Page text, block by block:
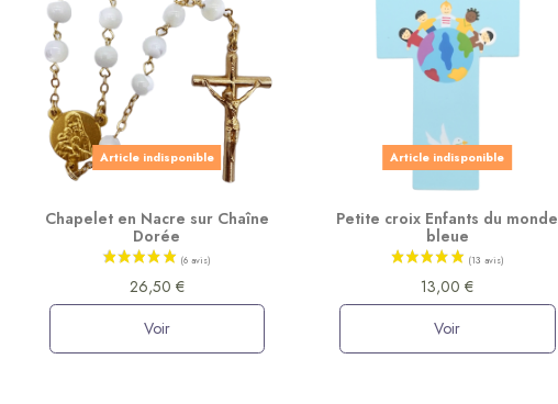
Article indisponible
Chapelet en Nacre sur Chaîne
Dorée
26,50 €
Voir
Article indisponible
Petite croix Enfants du monde
bleue
13,00 €
Voir